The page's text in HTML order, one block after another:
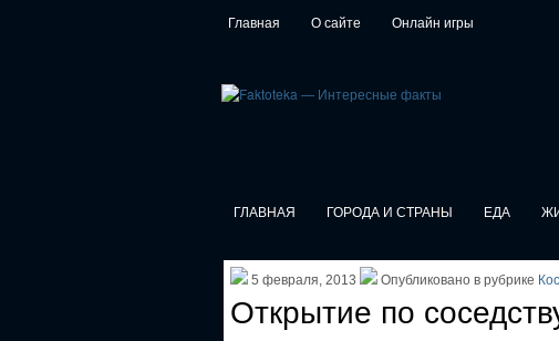
Главная О сайте Онлайн игры
ГЛАВНАЯ ГОРОДА И СТРАНЫ ЕДА
5 февраля, 2013 Опубликовано в рубрике
Открытие по